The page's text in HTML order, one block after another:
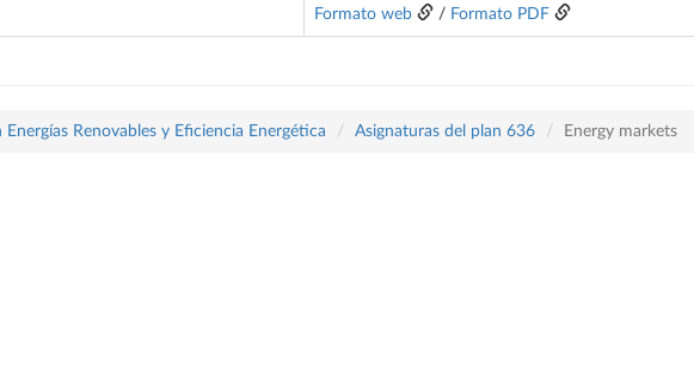
Formato web / Formato PDF
Renovables y Eficiencia Energética Asignaturas del plan 636 Energy markets